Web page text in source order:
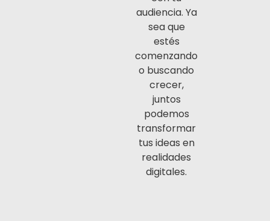
audiencia. Ya
sea que
estés
comenzando
o buscando
crecer,
juntos
podemos
transformar
tus ideas en
realidades
digitales.